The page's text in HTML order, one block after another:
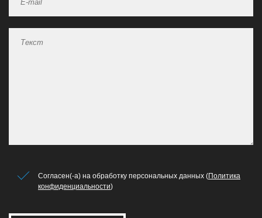
Согласен(-а) на обработку персональных данных (Политика
конфиденциальности)